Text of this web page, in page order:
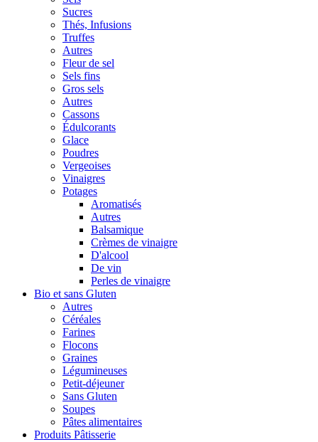
Sucres
Thés, Infusions
Truffes
Autres
Fleur de sel
Sels fins
Gros sels
Autres
Cassons
Édulcorants
Glace
Poudres
Vergeoises
Vinaigres
Potages
Aromatisés
Autres
Balsamique
Crèmes de vinaigre
D'alcool
De vin
Perles de vinaigre
Bio et sans Gluten
Autres
Céréales
Farines
Flocons
Graines
Légumineuses
Petit-déjeuner
Sans Gluten
Soupes
Pâtes alimentaires
Produits Pâtisserie